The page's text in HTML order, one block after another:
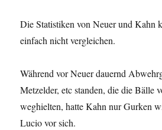
Die Statistiken von Neuer und Kahn
einfach nicht vergleichen.
Während vor Neuer dauernd
Metzelder, etc standen, die die Bälle
weghielten, hatte Kahn nur Gurken
Lucio vor sich.